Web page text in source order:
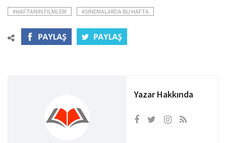
#HAFTANIN FILMLERI #SINEMALARDA BU HAFTA
Yazar Hakkında